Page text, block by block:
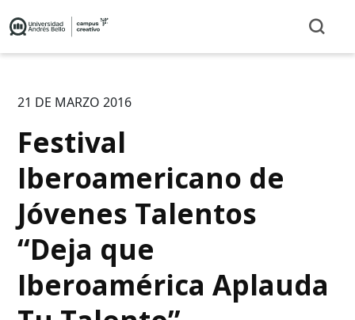
21 DE MARZO 2016
Festival
Iberoamericano de
Jóvenes Talentos
“Deja que
Iberoamérica Aplauda